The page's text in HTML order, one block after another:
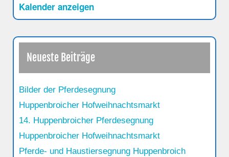
Kalender anzeigen
Neueste Beiträge
Bilder der Pferdesegnung
Huppenbroicher Hofweihnachtsmarkt
14. Huppenbroicher Pferdesegnung
Huppenbroicher Hofweihnachtsmarkt
Pferde- und Haustiersegnung Huppenbroich